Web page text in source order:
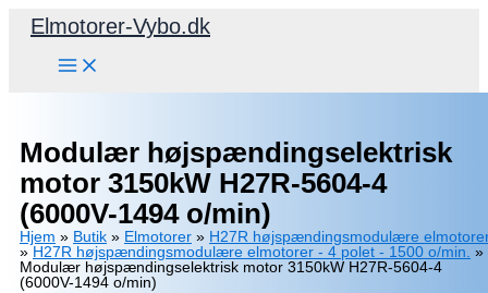
Elmotorer-Vybo.dk
Modulær højspændingselektrisk
motor 3150kW H27R-5604-4
(6000V-1494 o/min)
Hjem » Butik » Elmotorer » H27R højspændingsmodulære
» H27R højspændingsmodulære elmotorer - 4 polet - 1500 o/min. »
Modulær højspændingselektrisk motor 3150kW H27R-5604-4
(6000V-1494 o/min)